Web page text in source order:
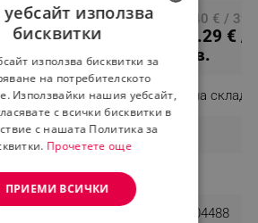
€ / 144.91
ПЦД: 20.40 € /
15.29 € /
29.90 лв.
бройки Налично на склад
Rosberg
3800235304488
ROMANIAN
използва
бисквитки
използва бисквитки за
на потребителското
Използвайки нашия уебсайт,
с всички бисквитки в
с нашата Политика за
Прочетете още
ПРИЕМИ ВСИЧКИ